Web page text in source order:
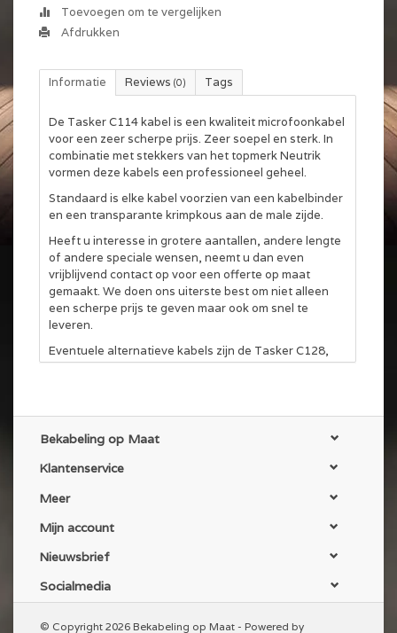
Toevoegen om te vergelijken
Afdrukken
Informatie Reviews (0) Tags
De Tasker C114 kabel is een kwaliteit microfoonkabel
voor een zeer scherpe prijs. Zeer soepel en sterk. In
combinatie met stekkers van het topmerk Neutrik
vormen deze kabels een professioneel geheel.
Standaard is elke kabel voorzien van een kabelbinder
en een transparante krimpkous aan de male zijde.
Heeft u interesse in grotere aantallen, andere lengte
of andere speciale wensen, neemt u dan even
vrijblijvend contact op voor een offerte op maat
gemaakt. We doen ons uiterste best om niet alleen
een scherpe prijs te geven maar ook om snel te
leveren.
Eventuele alternatieve kabels zijn de Tasker C128,
C301 en de Tasker C801 / TSK 1038 (DMX) deze zijn
Bekabeling op Maat
Klantenservice
Meer
Mijn account
Nieuwsbrief
Socialmedia
© Copyright 2026 Bekabeling op Maat - Powered by